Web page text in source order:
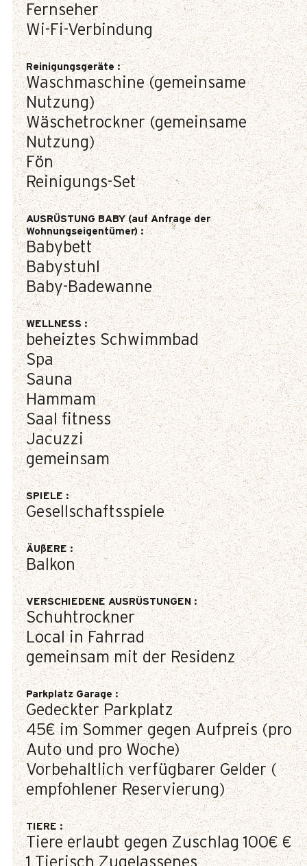
Fernseher
Wi-Fi-Verbindung
Reinigungsgeräte :
Waschmaschine (gemeinsame
Nutzung)
Wäschetrockner (gemeinsame
Nutzung)
Fön
Reinigungs-Set
AUSRÜSTUNG BABY (auf Anfrage der
Wohnungseigentümer):
Babybett
Babystuhl
Baby-Badewanne
WELLNESS:
beheiztes Schwimmbad
Spa
Sauna
Hammam
Saal fitness
Jacuzzi
gemeinsam
SPIELE:
Gesellschaftsspiele
ÄUßERE:
Balkon
VERSCHIEDENE AUSRÜSTUNGEN:
Schuhtrockner
Local in Fahrrad
gemeinsam mit der Residenz
Parkplatz Garage:
Gedeckter Parkplatz
45€ im Sommer gegen Aufpreis (pro
Auto und pro Woche)
Vorbehaltlich verfügbarer Gelder (
empfohlener Reservierung)
TIERE:
Tiere erlaubt gegen Zuschlag 100€ €
1 Tierisch Zugelassenes